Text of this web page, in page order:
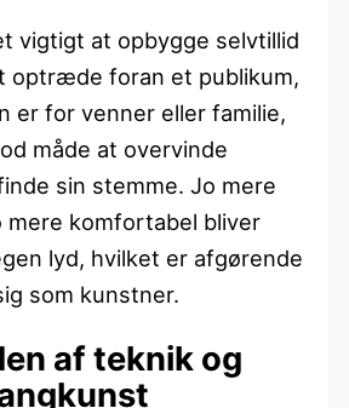
vigtigt at opbygge selvtillid
optræde foran et publikum,
er for venner eller familie,
måde at overvinde
sin stemme. Jo mere
mere komfortabel bliver
lyd, hvilket er afgørende
som kunstner.
af teknik og